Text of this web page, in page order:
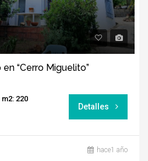
“Cerro Miguelito”
m2: 220
Detalles
hace1 año